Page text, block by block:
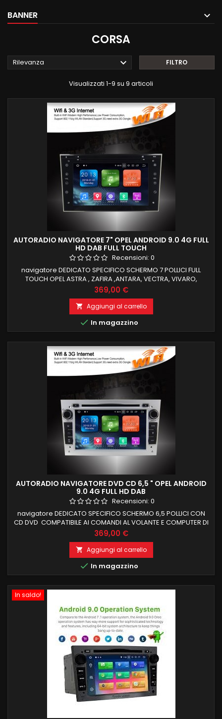
BANNER
CORSA
Rilevanza  FILTRO
Visualizzati 1-9 su 9 articoli
AUTORADIO NAVIGATORE 7" OPEL ANDROID 9.0 4G FULL
HD DAB FULL TOUCH
Recensioni: 0
navigatore DEDICATO SPECIFICO SCHERMO 7 POLLICI FULL
TOUCH OPEL ASTRA , ZAFIRA ,ANTARA, VECTRA, VIVARO,
MERIVA , il top in commercio 4 GB RAM 64 GB ROM ANDROID 11
FUNZIONE MIRRORLINK COMPATIBILE MODULO DAB+WIFI
INTEGRATO BLUETOOTH INTEGRATO ingresso camera e aux
carplay integrato , android auto integrato recupero funzioni
di bordo
Prezzo
369,00 €
 Aggiungi al carrello
 In magazzino
AUTORADIO NAVIGATORE DVD CD 6,5 " OPEL ANDROID
9.0 4G FULL HD DAB
Recensioni: 0
navigatore DEDICATO SPECIFICO SCHERMO 6,5 POLLICI CON
CD DVD COMPATIBILE AI COMANDI AL VOLANTE E COMPUTER DI
BORDO COLORE MASCHERINA GRIGIO SILVER, NERO O
ANTRACITE OPEL ASTRA , ZAFIRA ,ANTARA, VECTRA, VIVARO,
MERIVA Android 9 , il top in commercio 2 GB RAM 32 GB ROM
ANDROID 9.0 FUNZIONE MIRRORLINK COMPATIBILE MODULO
DAB+WIFI INTEGRATO BLUETOOTH...
Prezzo
369,00 €
 Aggiungi al carrello
 In magazzino
In saldo!